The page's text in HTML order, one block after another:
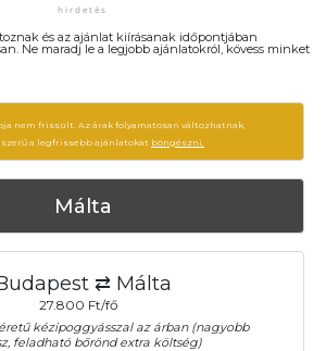
és az ajánlat kiírásanak időpontjában
Ne maradj le a legjobb ajánlatokról, kövess minket
nem frissült. Az árak folyamatosan változhatnak,
a legfrissebb ajánlatokat böngészni.
Málta
⇄ Málta
27.800 Ft/fő
kézipoggyásszal az árban (nagyobb
feladható bőrönd extra költség)